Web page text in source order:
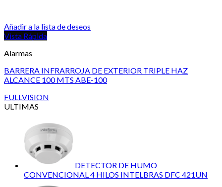
Añadir a la lista de deseos
Vista Rápida
Alarmas
BARRERA INFRARROJA DE EXTERIOR TRIPLE HAZ
ALCANCE 100 MTS ABE-100
FULLVISION
ULTIMAS
DETECTOR DE HUMO
CONVENCIONAL 4 HILOS INTELBRAS DFC 421UN